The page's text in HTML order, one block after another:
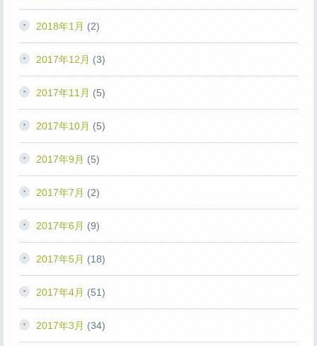
2018年1月 (2)
2017年12月 (3)
2017年11月 (5)
2017年10月 (5)
2017年9月 (5)
2017年7月 (2)
2017年6月 (9)
2017年5月 (18)
2017年4月 (51)
2017年3月 (34)